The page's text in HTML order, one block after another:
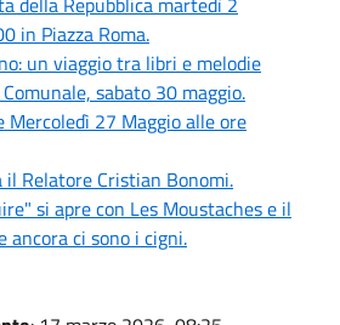
in Piazza Roma.
un viaggio tra libri e melodie
sabato 30 maggio.
Mercoledì 27 Maggio alle ore
Relatore Cristian Bonomi.
si apre con Les Moustaches e il
ancora ci sono i cigni.